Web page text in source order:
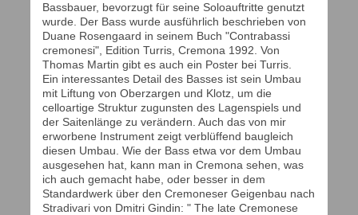
Bassbauer, bevorzugt für seine Soloauftritte genutzt
wurde. Der Bass wurde ausführlich beschrieben von
Duane Rosengaard in seinem Buch "Contrabassi
cremonesi", Edition Turris, Cremona 1992. Von
Thomas Martin gibt es auch ein Poster bei Turris.
Ein interessantes Detail des Basses ist sein Umbau
mit Liftung von Oberzargen und Klotz, um die
celloartige Struktur zugunsten des Lagenspiels und
der Saitenlänge zu verändern. Auch das von mir
erworbene Instrument zeigt verblüffend baugleich
diesen Umbau. Wie der Bass etwa vor dem Umbau
ausgesehen hat, kann man in Cremona sehen, was
ich auch gemacht habe, oder besser in dem
Standardwerk über den Cremoneser Geigenbau nach
Stradivari von Dmitri Gindin: " The late Cremonese